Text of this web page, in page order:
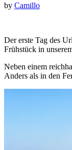
by Camillo
Der erste Tag des
Frühstück in
Neben einem
Anders als in den